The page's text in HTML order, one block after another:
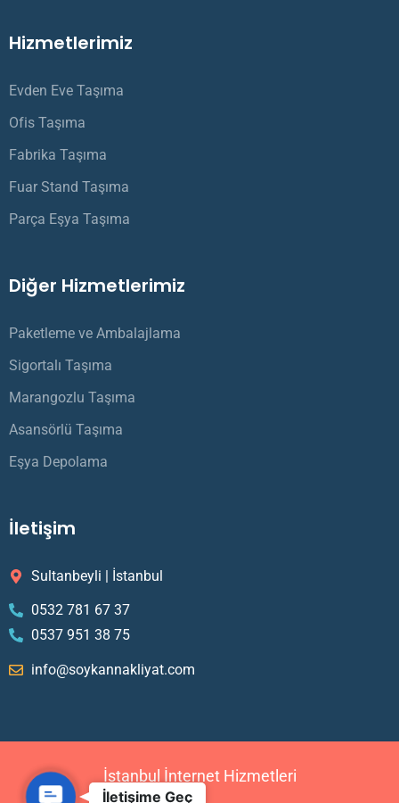
Hizmetlerimiz
Evden Eve Taşıma
Ofis Taşıma
Fabrika Taşıma
Fuar Stand Taşıma
Parça Eşya Taşıma
Diğer Hizmetlerimiz
Paketleme ve Ambalajlama​
Sigortalı Taşıma
Marangozlu Taşıma
Asansörlü Taşıma
Eşya Depolama
İletişim
Sultanbeyli | İstanbul
0532 781 67 37
0537 951 38 75
info@soykannakliyat.com
İstanbul İnternet Hizmetleri
C İletişime Geç